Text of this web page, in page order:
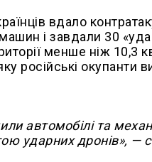
вдало
і завдали 30
менше ніж
російські
автомобілі та
ударних дронів», —